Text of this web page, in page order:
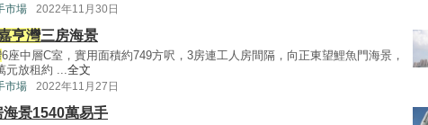
市場 2022年11月30日
亨灣三房海景
6座中層C室，實用面積約749方呎，3房連工人房間隔，向正東望鯉魚門海景，
元放租約 ...全文
市場 2022年11月27日
海景1540萬易手